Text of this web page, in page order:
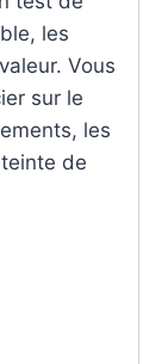
les
Vous
sur le
les
de